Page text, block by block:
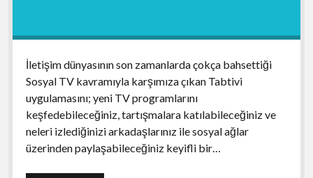
İletişim dünyasının son zamanlarda çokça bahsettiği
Sosyal TV kavramıyla karşımıza çıkan Tabtivi
uygulamasını; yeni TV programlarını
keşfedebileceğiniz, tartışmalara katılabileceğiniz ve
neleri izlediğinizi arkadaşlarınız ile sosyal ağlar
üzerinden paylaşabileceğiniz keyifli bir…